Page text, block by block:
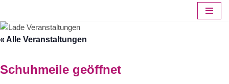
Zum
Inhalt
« Alle Veranstaltungen
Schuhmeile geöffnet